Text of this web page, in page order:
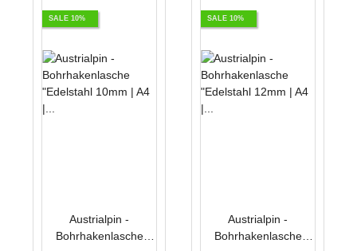
SALE 10%
Austrialpin -
Bohrhakenlasche
SALE 10%
Austrialpin -
Bohrhakenlasche